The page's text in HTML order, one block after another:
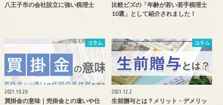
八王子市の会社設立に強い税理士
比較ビズの「年齢が若い若手税理士
10選」として紹介されました！
コラム
2021.10.20
買掛金の意味｜売掛金との違いや仕
コラム
2021.12.2
生前贈与とは？メリット・デメリッ